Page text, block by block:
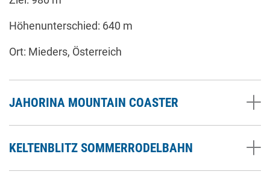
Höhenunterschied: 640 m
Ort: Mieders, Österreich
JAHORINA MOUNTAIN COASTER
KELTENBLITZ SOMMERRODELBAHN